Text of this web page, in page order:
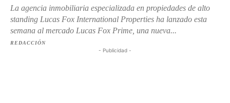
La agencia inmobiliaria especializada en propiedades de alto
standing Lucas Fox International Properties ha lanzado esta
semana al mercado Lucas Fox Prime, una nueva...
REDACCIÓN
- Publicidad -